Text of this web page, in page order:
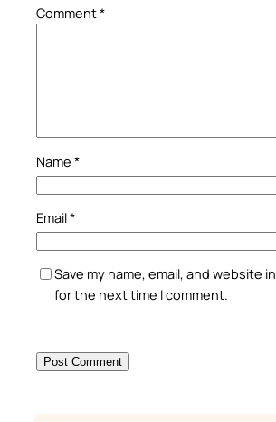
Comment*
Name *
Email*
Save my name, email, and website
for the next time I comment.